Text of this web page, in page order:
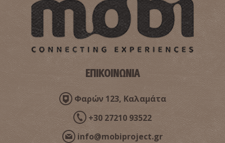
Πάρκο Σιδηροδρόμων Καλαμάτας
~1.8Km
ΕΠΙΚΟΙΝΩΝΙΑ
Φαρών 123, Καλαμάτα
+30 27210 93522
info@mobiproject.gr